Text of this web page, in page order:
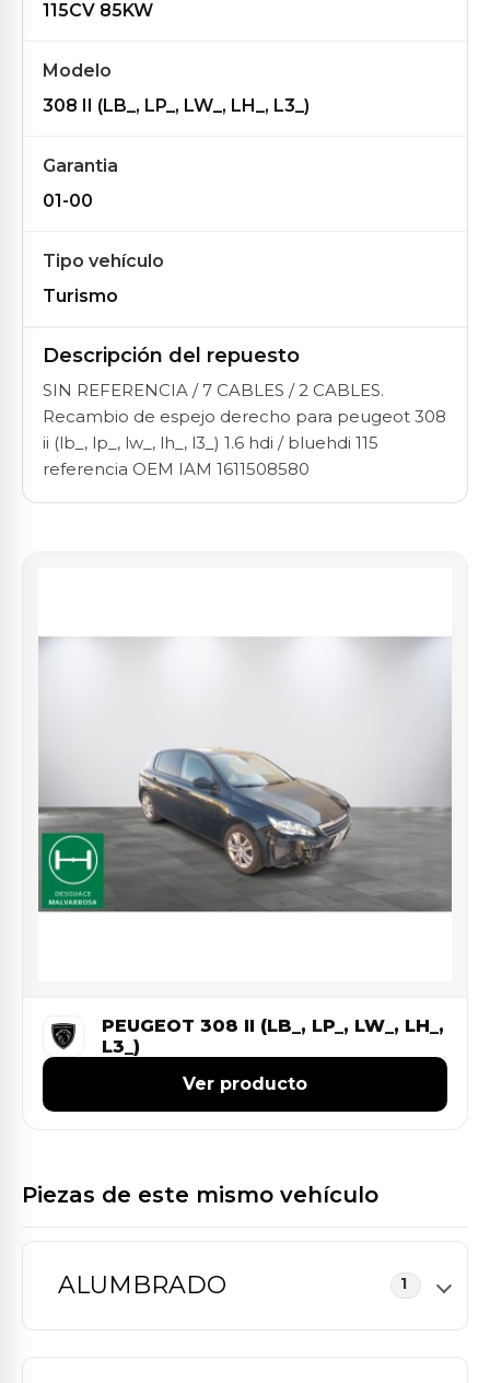
115CV 85KW
Modelo
308 II (LB_, LP_, LW_, LH_, L3_)
Garantia
01-00
Tipo vehículo
Turismo
Descripción del repuesto
SIN REFERENCIA / 7 CABLES / 2 CABLES.
Recambio de espejo derecho para peugeot 308
ii (lb_, lp_, lw_, lh_, l3_) 1.6 hdi / bluehdi 115
referencia OEM IAM 1611508580
PEUGEOT 308 II (LB_, LP_, LW_, LH_,
L3_)
Ver producto
Piezas de este mismo vehículo
ALUMBRADO 1